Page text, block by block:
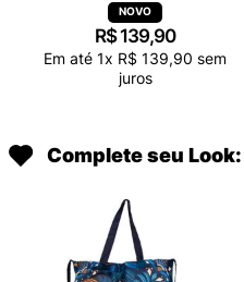
TRANSPARENTE 38263
R$ 139,90
Em até 1x R$ 139,90 sem
juros
Complete seu Look: